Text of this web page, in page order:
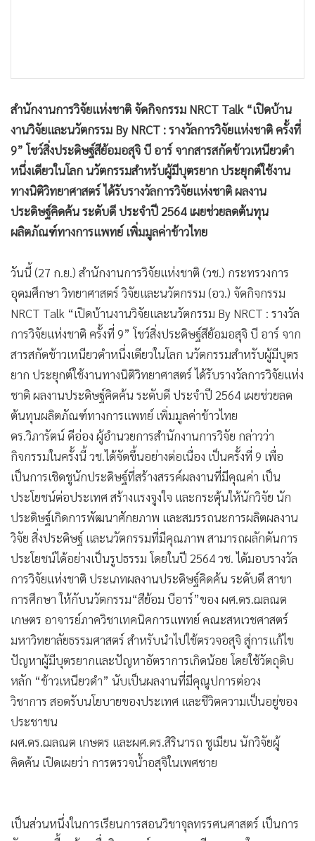
• ญี่ปุ่น
• News1
• Gotomanager
สำนักงานการวิจัยแห่งชาติ จัดกิจกรรม NRCT Talk “เปิดบ้าน
งานวิจัยและนวัตกรรม By NRCT : รางวัลการวิจัยแห่งชาติ ครั้งที่
9” โชว์สิ่งประดิษฐ์สีย้อมอสุจิ บี อาร์ จากสารสกัดข้าวเหนียวดำ
หนึ่งเดียวในโลก นวัตกรรมสำหรับผู้มีบุตรยาก ประยุกต์ใช้งาน
ทางนิติวิทยาศาสตร์ ได้รับรางวัลการวิจัยแห่งชาติ ผลงาน
ประดิษฐ์คิดค้น ระดับดี ประจำปี 2564 เผยช่วยลดต้นทุน
ผลิตภัณฑ์ทางการแพทย์ เพิ่มมูลค่าข้าวไทย
วันนี้ (27 ก.ย.) สำนักงานการวิจัยแห่งชาติ (วช.) กระทรวงการ
อุดมศึกษา วิทยาศาสตร์ วิจัยและนวัตกรรม (อว.) จัดกิจกรรม
NRCT Talk “เปิดบ้านงานวิจัยและนวัตกรรม By NRCT : รางวัล
การวิจัยแห่งชาติ ครั้งที่ 9” โชว์สิ่งประดิษฐ์สีย้อมอสุจิ บี อาร์ จาก
สารสกัดข้าวเหนียวดำหนึ่งเดียวในโลก นวัตกรรมสำหรับผู้มีบุตร
ยาก ประยุกต์ใช้งานทางนิติวิทยาศาสตร์ ได้รับรางวัลการวิจัยแห่ง
ชาติ ผลงานประดิษฐ์คิดค้น ระดับดี ประจำปี 2564 เผยช่วยลด
ต้นทุนผลิตภัณฑ์ทางการแพทย์ เพิ่มมูลค่าข้าวไทย
ดร.วิภารัตน์ ดีอ่อง ผู้อำนวยการสำนักงานการวิจัย กล่าวว่า
กิจกรรมในครั้งนี้ วช.ได้จัดขึ้นอย่างต่อเนื่อง เป็นครั้งที่ 9 เพื่อ
เป็นการเชิดชูนักประดิษฐ์ที่สร้างสรรค์ผลงานที่มีคุณค่า เป็น
ประโยชน์ต่อประเทศ สร้างแรงจูงใจ และกระตุ้นให้นักวิจัย นัก
ประดิษฐ์เกิดการพัฒนาศักยภาพ และสมรรถนะการผลิตผลงาน
วิจัย สิ่งประดิษฐ์ และนวัตกรรมที่มีคุณภาพ สามารถผลักดันการ
ประโยชน์ได้อย่างเป็นรูปธรรม โดยในปี 2564 วช. ได้มอบรางวัล
การวิจัยแห่งชาติ ประเภทผลงานประดิษฐ์คิดค้น ระดับดี สาขา
การศึกษา ให้กับนวัตกรรม“สีย้อม บีอาร์”ของ ผศ.ดร.ฌลณต
เกษตร อาจารย์ภาควิชาเทคนิคการแพทย์ คณะสหเวชศาสตร์
มหาวิทยาลัยธรรมศาสตร์ สำหรับนำไปใช้ตรวจอสุจิ สู่การแก้ไข
ปัญหาผู้มีบุตรยากและปัญหาอัตราการเกิดน้อย โดยใช้วัตถุดิบ
หลัก “ข้าวเหนียวดำ” นับเป็นผลงานที่มีคุณูปการต่อวง
วิชาการ สอดรับนโยบายของประเทศ และชีวิตความเป็นอยู่ของ
ประชาชน
ผศ.ดร.ฌลณต เกษตร และผศ.ดร.สิรินารถ ชูเมียน นักวิจัยผู้
คิดค้น เปิดเผยว่า การตรวจน้ำอสุจิในเพศชาย
เป็นส่วนหนึ่งในการเรียนการสอนวิชาจุลทรรศนศาสตร์ เป็นการ